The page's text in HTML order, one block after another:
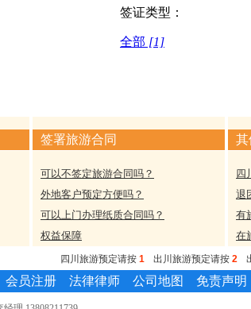
签证类型：
全部 [1]
签署旅游合同
可以不签定旅游合同吗？
外地客户预定方便吗？
可以上门办理纸质合同吗？
权益保障
其
四
退
有
在
四川旅游预定请按 1 出川旅游预定请按 2
会员注册 法律律师 公司地图 免责声明